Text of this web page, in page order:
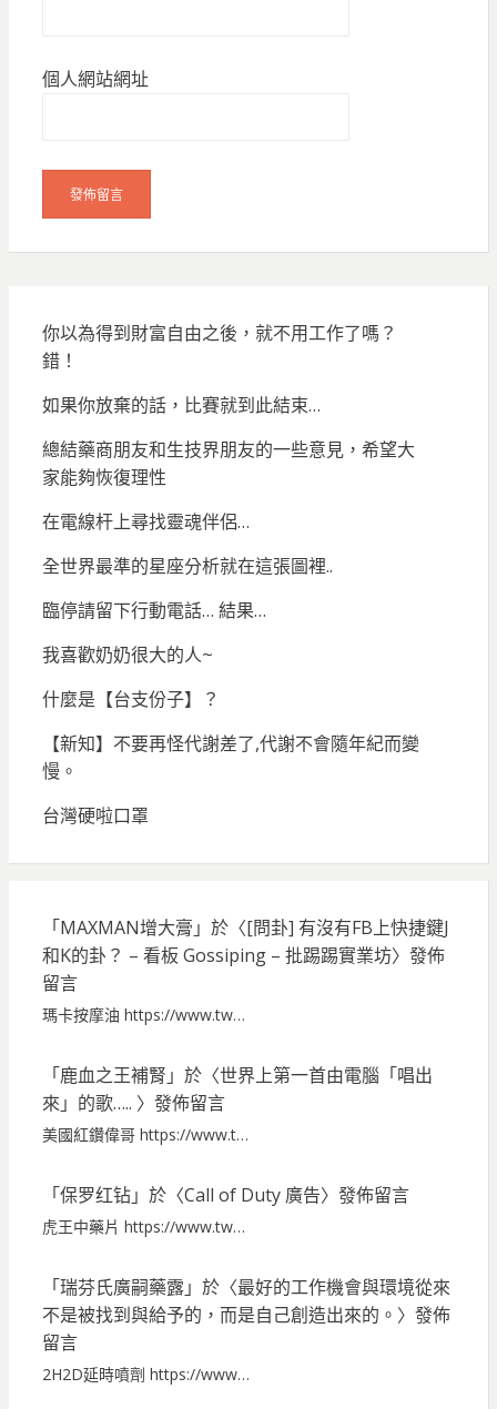
個人網站網址
你以為得到財富自由之後，就不用工作了嗎？
錯！
如果你放棄的話，比賽就到此結束…
總結藥商朋友和生技界朋友的一些意見，希望大
家能夠恢復理性
在電線杆上尋找靈魂伴侶…
全世界最準的星座分析就在這張圖裡..
臨停請留下行動電話… 結果…
我喜歡奶奶很大的人~
什麼是【台支份子】？
【新知】不要再怪代謝差了,代謝不會隨年紀而變
慢。
台灣硬啦口罩
「MAXMAN增大膏 」於〈[問卦] 有沒有FB上快捷鍵J
和K的卦？ – 看板 Gossiping – 批踢踢實業坊〉發佈
留言
瑪卡按摩油 https://www.tw…
「鹿血之王補腎 」於〈世界上第一首由電腦「唱出
來」的歌….. 〉發佈留言
美國紅鑽偉哥 https://www.t…
「保罗红钻」於〈Call of Duty 廣告〉發佈留言
虎王中藥片 https://www.tw…
「瑞芬氏廣嗣藥露」於〈最好的工作機會與環境從來
不是被找到與給予的，而是自己創造出來的。 〉發佈
留言
2H2D延時噴劑 https://www…